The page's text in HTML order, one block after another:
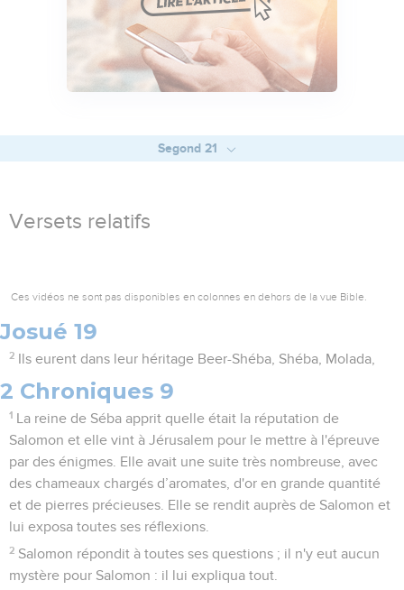
Segond 21
Versets relatifs
Ces vidéos ne sont pas disponibles en colonnes en dehors de la vue Bible.
Josué 19
2 Ils eurent dans leur héritage Beer-Shéba, Shéba, Molada,
2 Chroniques 9
1
La reine de Séba apprit quelle était la réputation de
Salomon et elle vint à Jérusalem pour le mettre à l'épreuve
par des énigmes. Elle avait une suite très nombreuse, avec
des chameaux chargés d’aromates, d'or en grande quantité
et de pierres précieuses. Elle se rendit auprès de Salomon et
lui exposa toutes ses réflexions.
2 Salomon répondit à toutes ses questions ; il n'y eut aucun
mystère pour Salomon : il lui expliqua tout.